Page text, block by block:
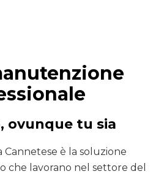
ovunque tu sia
Cannetese è la soluzione
che lavorano nel settore del